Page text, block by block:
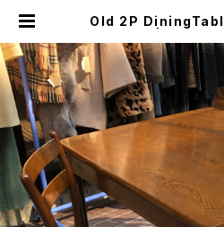
Old 2P
ルショップ